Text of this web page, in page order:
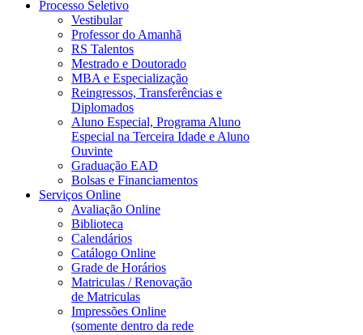
Processo Seletivo
Vestibular
Professor do Amanhã
RS Talentos
Mestrado e Doutorado
MBA e Especialização
Reingressos, Transferências e
Diplomados
Aluno Especial, Programa Aluno
Especial na Terceira Idade e Aluno
Ouvinte
Graduação EAD
Bolsas e Financiamentos
Serviços Online
Avaliação Online
Biblioteca
Calendários
Catálogo Online
Grade de Horários
Matriculas / Renovação
de Matriculas
Impressões Online
(somente dentro da rede